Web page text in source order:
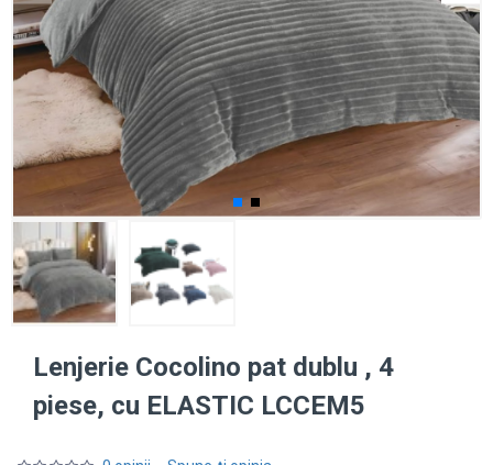
Lenjerie Cocolino pat dublu , 4
piese, cu ELASTIC LCCEM5